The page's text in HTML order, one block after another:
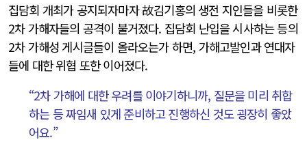
집담회 개최가 공지되자마자 故김기홍의 생전 지인들을 비롯한
2차 가해자들의 공격이 불거졌다. 집담회 난입을 시사하는 등의
2차 가해성 게시글들이 올라오는가 하면, 가해고발인과 연대자
들에 대한 위협 또한 이어졌다.
“2차 가해에 대한 우려를 이야기하니까, 질문을 미리 취합
하는 등 짜임새 있게 준비하고 진행하신 것도 굉장히 좋았
어요.”